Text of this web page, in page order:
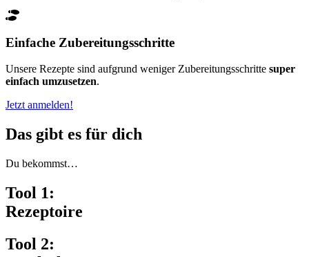
Einfache Zubereitungsschritte
Unsere Rezepte sind aufgrund weniger Zubereitungsschritte super
einfach umzusetzen.
Jetzt anmelden!
Das gibt es für dich
Du bekommst…
Tool 1:
Rezeptoire
Tool 2: